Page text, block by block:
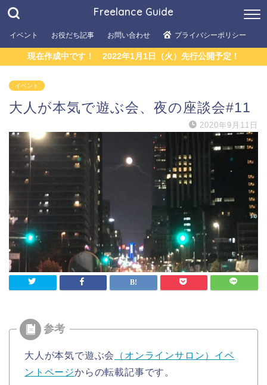
Freelance Guide
イベント お役だち記事 お問い合わせ プライバシーポリシー
現在作成中です！ 2022年1月1日（火）先行公開予定！
イベント
大人が本気で遊ぶ会、夜の座談会#11
2020年9月11日
大人が本気で遊ぶ会
（オンラインサロン）イベ
ントページからの転載記事です。